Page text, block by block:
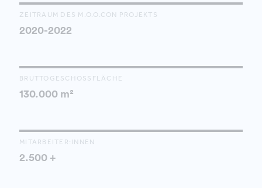
ZEITRAUM DES M.O.O.CON PROJEKTS
2020-2022
BRUTTOGESCHOSSFLÄCHE
130.000 m²
MITARBEITER:INNEN
2.500 +